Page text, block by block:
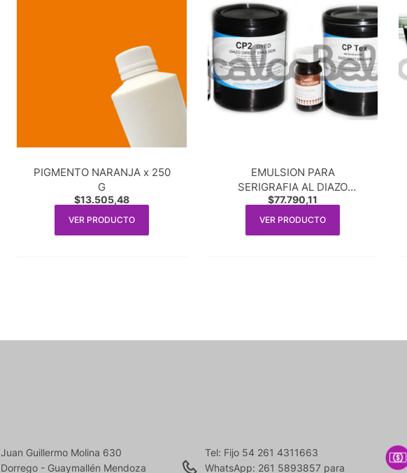
PIGMENTO NARANJA x 250
G
$13.505,48
VER PRODUCTO
EMULSION PARA
SERIGRAFIA AL DIAZO
CPTEX (para tinta al agua)
x1k.
$77.790,11
VER PRODUCTO
Juan Guillermo Molina 630
Dorrego - Guaymallén Mendoza
Tel: Fijo 54 261 4311663
WhatsApp: 261 5893857 para